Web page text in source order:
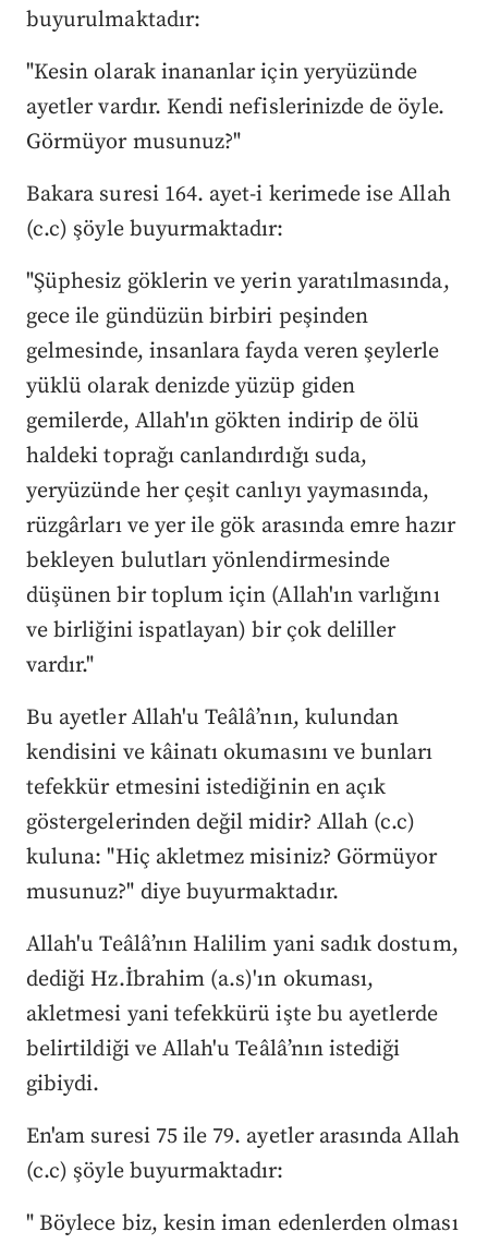
buyurulmaktadır:
"Kesin olarak inananlar için yeryüzünde
ayetler vardır. Kendi nefislerinizde de öyle.
Görmüyor musunuz?"
Bakara suresi 164. ayet-i kerimede ise Allah
(c.c) şöyle buyurmaktadır:
"Şüphesiz göklerin ve yerin yaratılmasında,
gece ile gündüzün birbiri peşinden
gelmesinde, insanlara fayda veren şeylerle
yüklü olarak denizde yüzüp giden
gemilerde, Allah'ın gökten indirip de ölü
haldeki toprağı canlandırdığı suda,
yeryüzünde her çeşit canlıyı yaymasında,
rüzgârları ve yer ile gök arasında emre hazır
bekleyen bulutları yönlendirmesinde
düşünen bir toplum için (Allah'ın varlığını
ve birliğini ispatlayan) bir çok deliller
vardır."
Bu ayetler Allah'u Teâlâ’nın, kulundan
kendisini ve kâinatı okumasını ve bunları
tefekkür etmesini istediğinin en açık
göstergelerinden değil midir? Allah (c.c)
kuluna: "Hiç akletmez misiniz? Görmüyor
musunuz?" diye buyurmaktadır.
Allah'u Teâlâ’nın Halilim yani sadık dostum,
dediği Hz.İbrahim (a.s)'ın okuması,
akletmesi yani tefekkürü işte bu ayetlerde
belirtildiği ve Allah'u Teâlâ’nın istediği
gibiydi.
En'am suresi 75 ile 79. ayetler arasında Allah
(c.c) şöyle buyurmaktadır:
" Böylece biz, kesin iman edenlerden olması